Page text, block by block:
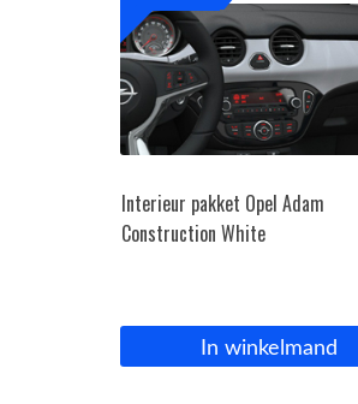
Interieur pakket Opel Adam
Construction White
In winkelmand